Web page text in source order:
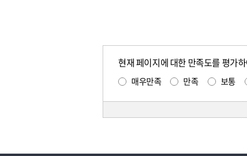
현재 페이지에 대한 만족도를 평가
매우만족 만족 보통